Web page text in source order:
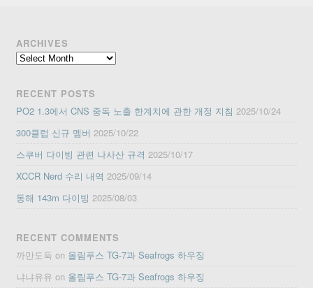
ARCHIVES
Archives
RECENT POSTS
PO2 1.3에서 CNS 중독 노출 한계치에 관한 개정 지침 2025/10/24
300클럽 신규 멤버 2025/10/22
스쿠버 다이빙 관련 나사산 규격 2025/10/17
XCCR Nerd 수리 내역 2025/09/14
동해 143m 다이빙 2025/08/03
RECENT COMMENTS
까만도둑 on 올림푸스 TG-7과 Seafrogs 하우징
냐냐유유 on 올림푸스 TG-7과 Seafrogs 하우징